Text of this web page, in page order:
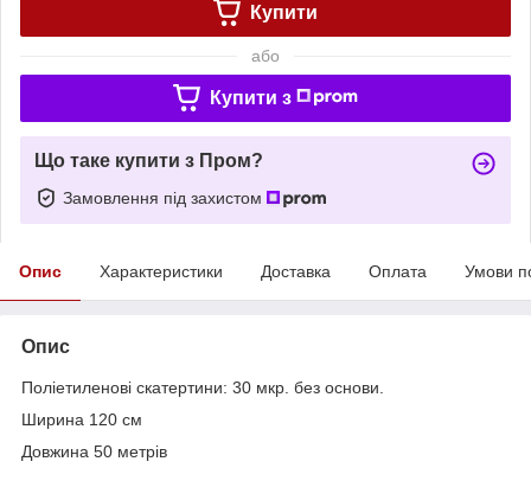
Купити
або
Купити з
Що таке купити з Пром?
Замовлення під захистом
Опис Характеристики Доставка Оплата Умови
Опис
Поліетиленові скатертини: 30 мкр. без основи.
Ширина 120 см
Довжина 50 метрів